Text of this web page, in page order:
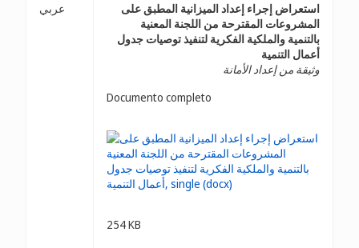
عربي
استعراض إجراء إعداد الميزانية المطبق على
المشروعات المقترحة من اللجنة المعنية
بالتنمية والملكية الفكرية لتنفيذ توصيات جدول
أعمال التنمية
وثيقة من إعداد الأمانة
Documento completo
254 KB